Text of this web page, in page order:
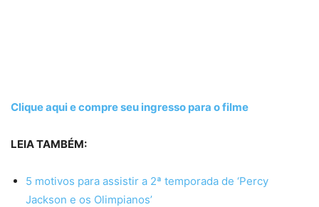
Clique aqui e compre seu ingresso para o filme
LEIA TAMBÉM:
5 motivos para assistir a 2ª temporada de ‘Percy
Jackson e os Olimpianos’